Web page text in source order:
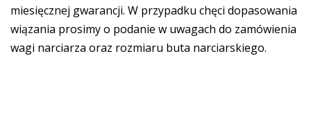
miesięcznej gwarancji. W przypadku chęci dopasowania
wiązania prosimy o podanie w uwagach do zamówienia
wagi narciarza oraz rozmiaru buta narciarskiego.